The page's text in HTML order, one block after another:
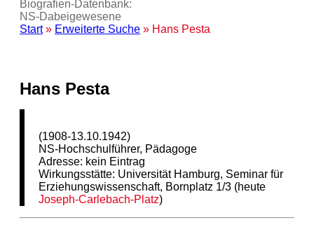
Biografien-Datenbank:
NS‑Dabeigewesene
Start» Erweiterte Suche » Hans Pesta
Hans Pesta
(1908-13.10.1942)
NS-Hochschulführer, Pädagoge
Adresse: kein Eintrag
Wirkungsstätte: Universität Hamburg, Seminar für
Erziehungswissenschaft, Bornplatz 1/3 (heute
Joseph-Carlebach-Platz)